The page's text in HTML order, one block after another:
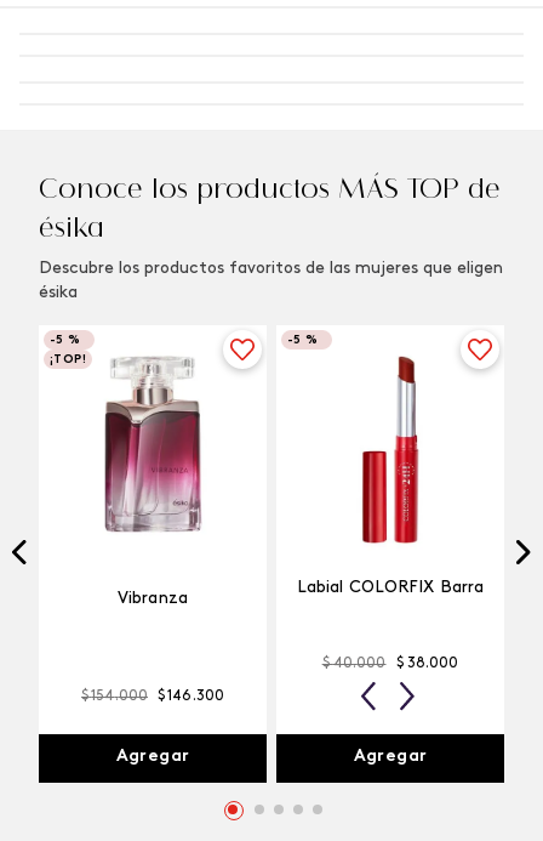
Conoce los productos MÁS TOP de
ésika
Descubre los productos favoritos de las mujeres que eligen
ésika
-5 %
¡TOP!
Vibranza
154 000 $ 146.300
-5 %
Labial COLORFIX Barra
000 $ 38
Pimienta Caliente
Agregar
Comentarios